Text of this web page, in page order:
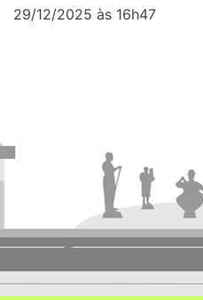
29/12/2025 às 16h47